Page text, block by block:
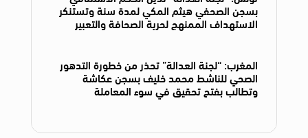
بسجن الصحفي هيثم المكي لمدة سنة وتستنكر
الاستهداف الممنهج لحرية الصحافة والتعبير
المغرب: “لجنة العدالة” تحذر من خطورة التدهور
الصحي للناشط محمد خليف بسجن عكاشة
وتطالب بفتح تحقيق في سوء المعاملة